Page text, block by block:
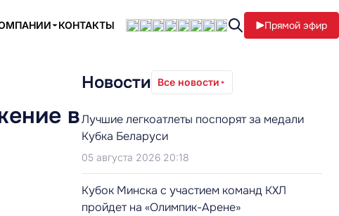
КОНТАКТЫ Прямой эфир
в
Новости Все новости
Лучшие легкоатлеты поспорят за медали
Кубка Беларуси
05 августа 2026 20:18
Кубок Минска с участием команд КХЛ
пройдет на «Олимпик-Арене»